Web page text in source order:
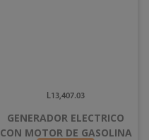
GENERADOR ELECTRICO
CON MOTOR DE GASOLINA
L13,407.03